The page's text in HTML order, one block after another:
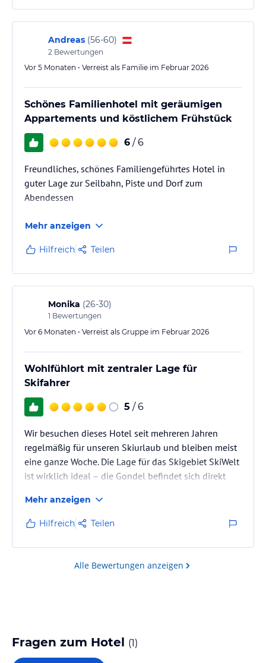
Andreas (56-60)
2 Bewertungen
Vor 5 Monaten • Verreist als Familie im Februar 2026
Schönes Familienhotel mit geräumigen
Appartements und köstlichem Frühstück
6 / 6
Freundliches, schönes Familiengeführtes Hotel in
guter Lage zur Seilbahn, Piste und Dorf zum
Abendessen
Mehr anzeigen
Hilfreich Teilen
Monika (26-30)
1 Bewertungen
Vor 6 Monaten • Verreist als Gruppe im Februar 2026
Wohlfühlort mit zentraler Lage für
Skifahrer
5 / 6
Wir besuchen dieses Hotel seit mehreren Jahren
regelmäßig für unseren Skiurlaub und bleiben meist
eine ganze Woche. Die Lage für das Skigebiet SkiWelt
ist wirklich ideal – die Gondel befindet sich direkt
Abständen.
Das Hotel ist sehr sauber und gepflegt, das Ambiente
angenehm und die Mitarbeiter stets freundlich und
bemüht. Besonders schätzen wir den Skiraum sowie
Mehr anzeigen
Hilfreich Teilen
Alle Bewertungen anzeigen
Fragen zum Hotel (1)